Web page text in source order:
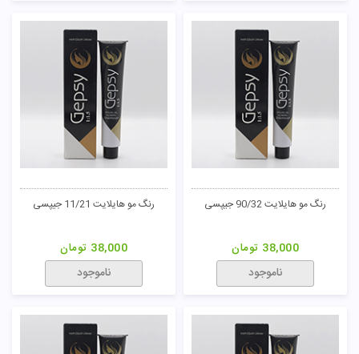
رنگ مو هایلایت 90/32 جیپسی
38,000 تومان
ناموجود
رنگ مو هایلایت 11/21 جیپسی
38,000 تومان
ناموجود